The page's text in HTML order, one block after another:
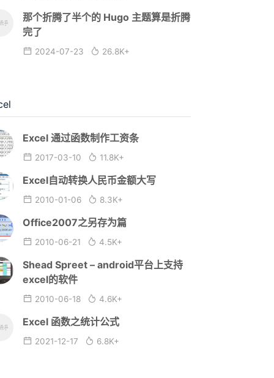
那个折腾了半个的 Hugo 主题算是折腾
完了
2024-07-23 26.8K+
Excel 通过函数制作工资条
2017-03-10 11.8K+
Excel自动转换人民币金额大写
2010-01-06 8.3K+
Office2007之另存为篇
2010-06-21 4.5K+
Shead Spreet – android平台上支持
excel的软件
2010-06-18 4.6K+
Excel 函数之统计公式
2021-12-17 6.8K+